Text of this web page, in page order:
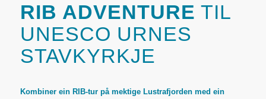
RIB ADVENTURE TIL
UNESCO URNES
STAVKYRKJE
Kombiner ein RIB-tur på mektige Lustrafjorden med ein